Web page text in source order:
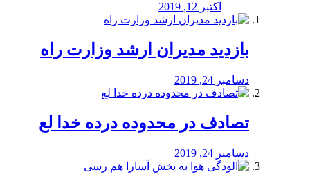
اکتبر 12, 2019
بازدید مدیران ارشد وزارت راه
دسامبر 24, 2019
تصادف در محدوده درده خدا لع
دسامبر 24, 2019